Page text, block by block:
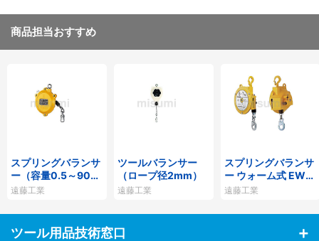
商品担当おすすめ
スプリングバランサ
ー（容量0.5～90k
g）
遠藤工業
ツールバランサー
（ロープ径2mm）
遠藤工業
スプリングバランサ
ー ウォーム式 EWS
型
遠藤工業
ツール用品技術窓口